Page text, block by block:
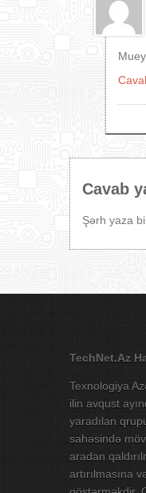
Cavab
Şərh yaza
TechNet.Az
Texnologiya
ilin avqust
yaradılan
sahəsində
aradan
artırılmasına